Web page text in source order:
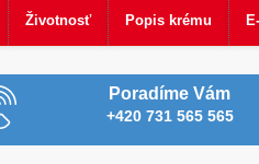
Životnosť Popis krému
Poradíme Vám
+420 731 565 565